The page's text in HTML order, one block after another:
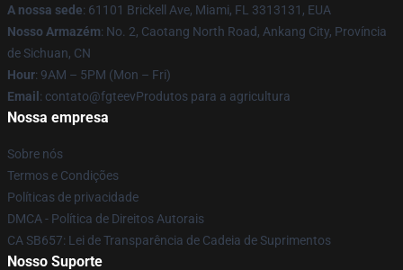
A nossa sede: 61101 Brickell Ave, Miami, FL 3313131, EUA
Nosso Armazém: No. 2, Caotang North Road, Ankang City, Província
de Sichuan, CN
Hour: 9AM – 5PM (Mon – Fri)
Email : contato@fgteevProdutos para a agricultura
Nossa empresa
Sobre nós
Termos e Condições
Políticas de privacidade
DMCA - Política de Direitos Autorais
CA SB657: Lei de Transparência de Cadeia de Suprimentos
Nosso Suporte